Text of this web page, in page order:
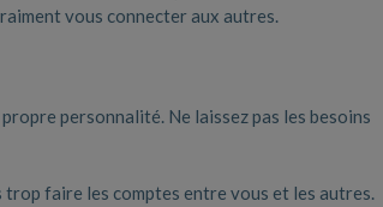
vous connecter aux autres.
personnalité. Ne laissez pas les besoins
trop faire les comptes entre vous et les autres.